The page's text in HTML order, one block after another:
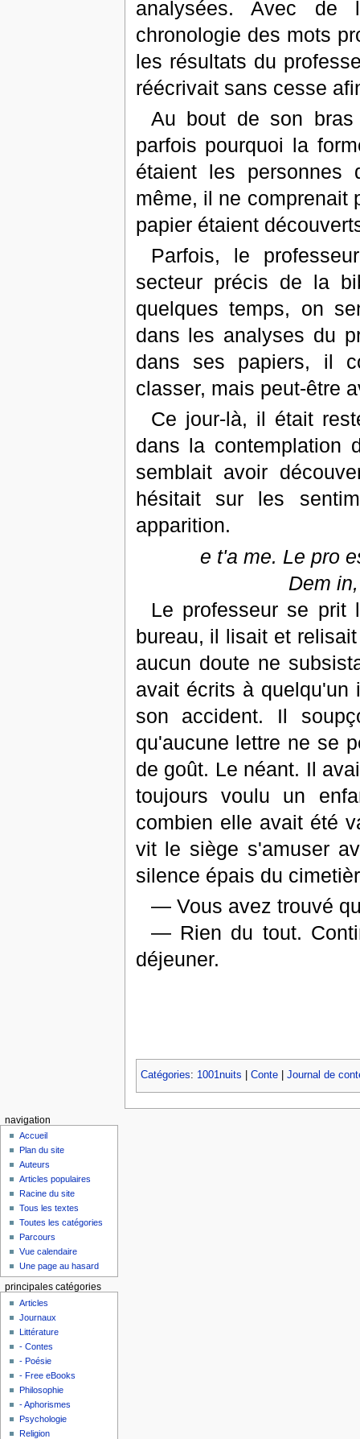
analysées. Avec de
chronologie des mots
les résultats du
réécrivait sans cesse
Au bout de son
parfois pourquoi la
étaient les
même, il ne comprenait
papier étaient
Parfois, le
secteur précis de la
quelques temps, on
dans les analyses du
dans ses papiers, il
classer, mais peut-être
Ce jour-là, il était
dans la contemplation
semblait avoir
hésitait sur les
apparition.
e t'a me. Le pro
Dem
Le professeur se prit
bureau, il lisait et
aucun doute ne
avait écrits à
son accident. Il
qu'aucune lettre ne se
de goût. Le néant. Il
toujours voulu un
combien elle avait été
vit le siège s'amuser
silence épais du
— Vous avez trouvé
— Rien du tout.
déjeuner.
Catégories: 1001nuits Conte| Journal de
navigation
Accueil
Plan du site
Auteurs
Articles populaires
Racine du site
Tous les textes
Toutes les catégories
Parcours
Vue calendaire
Une page au hasard
principales catégories
Articles
Journaux
Littérature
- Contes
- Poésie
- Free eBooks
Philosophie
- Aphorismes
Psychologie
Religion